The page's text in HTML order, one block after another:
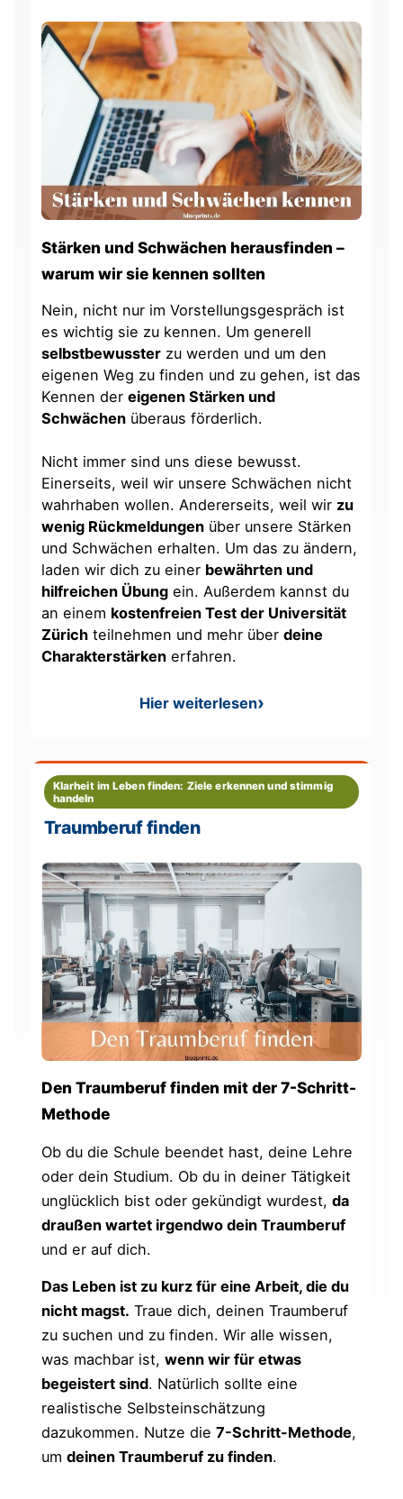
Stärken und Schwächen herausfinden –
warum wir sie kennen sollten
Nein, nicht nur im Vorstellungsgespräch ist
es wichtig sie zu kennen. Um generell
selbstbewusster zu werden und um den
eigenen Weg zu finden und zu gehen, ist das
Kennen dereigenen Stärken und
Schwächen überaus förderlich.
Nicht immer sind uns diese bewusst.
Einerseits, weil wir unsere Schwächen nicht
wahrhaben wollen. Andererseits, weil wir zu
wenig Rückmeldungen über unsere Stärken
und Schwächen erhalten. Um das zu ändern,
laden wir dich zu einer bewährten und
hilfreichen Übung ein. Außerdem kannst du
an einem kostenfreien Test der Universität
Zürich teilnehmen und mehr überdeine
Charakterstärken erfahren.
Hier weiterlesen: Stärken und Schwächen
Klarheit im Leben finden: Ziele erkennen und stimmig
handeln
Traumberuf finden
Den Traumberuf finden mit der 7-Schritt-
Methode
Ob du die Schule beendet hast, deine Lehre
oder dein Studium. Ob du in deiner Tätigkeit
unglücklich bist oder gekündigt wurdest,da
draußen wartet irgendwo dein Traumberuf
und er auf dich.
Das Leben ist zu kurz für eine Arbeit, die du
nicht magst. Traue dich, deinen Traumberuf
zu suchen und zu finden. Wir alle wissen,
was machbar ist,wenn wir für etwas
begeistert sind. Natürlich sollte eine
realistische Selbsteinschätzung
dazukommen. Nutze die7-Schritt-Methode,
umdeinen Traumberuf zu finden.